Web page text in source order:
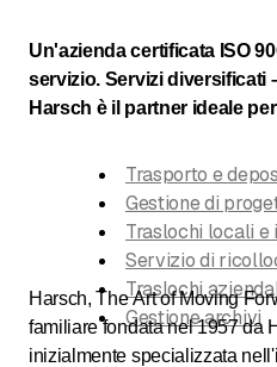
Un'azienda certificata ISO
servizio. Servizi diversificati
Harsch è il partner ideale
Trasporto e
Gestione di
Traslochi locali e
Servizio di
Traslochi
Gestione archivi
Harsch, The Art of Moving
familiare fondata nel 1957 da
inizialmente specializzata